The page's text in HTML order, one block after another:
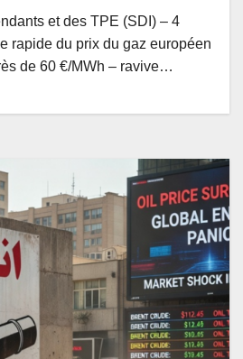
et des TPE (SDI) – 4
rapide du prix du gaz européen
de 60 €/MWh – ravive…